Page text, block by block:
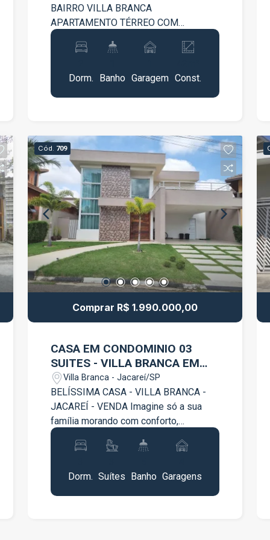
BAIRRO VILLA BRANCA
APARTAMENTO TÉRREO COM
PRIVACIDADE, SOL DA MANHÃ E SEM
PASSAGEM DE PEDESTRES GABINETE
BOX NO BANHEIRO QUADRA
POLIESPORTIVA AGENDE SUA VISITA!
Dorm.
Banho Garagem Const.
Cód. 709
Comprar R$ 1.990.000,00
CASA EM CONDOMINIO 03
SUITES - VILLA BRANCA EM
JACAREI SP
Villa Branca - Jacareí/SP
BELÍSSIMA CASA - VILLA BRANCA -
JACAREÍ - VENDA Imagine só a sua
família morando com conforto,
elegância e muito estilo! Venha morar
numa residência de Luxo e Alto Padrão,
Villa Branca, em Jacareí. Um dos bairros
mais arborizados da cidade, com ótima
Dorm. Suítes Banho Garagens